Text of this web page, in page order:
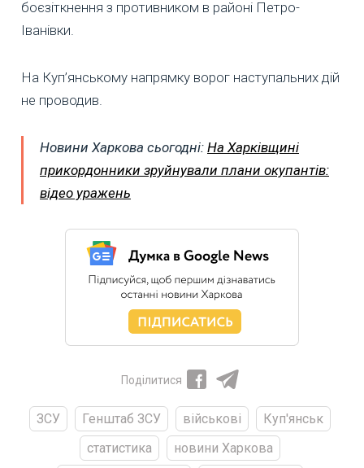
боєзіткнення з противником в районі Петро-
Іванівки.
На Куп’янському напрямку ворог наступальних дій
не проводив.
Новини Харкова сьогодні: На Харківщині
прикордонники зруйнували плани окупантів:
відео уражень
Поділитися
ЗСУ Генштаб ЗСУ військові
Куп'янськ
статистика
новини Харкова